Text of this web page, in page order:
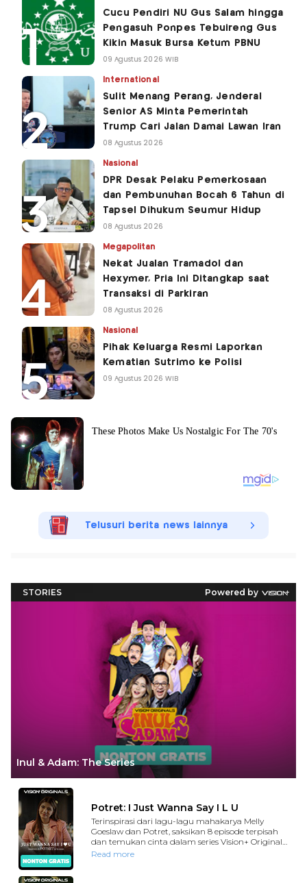
Cucu Pendiri NU Gus Salam hingga
Pengasuh Ponpes Tebuireng Gus
Kikin Masuk Bursa Ketum PBNU
09 Agustus 2026 WIB
International
Sulit Menang Perang, Jenderal
Senior AS Minta Pemerintah
Trump Cari Jalan Damai Lawan Iran
08 Agustus 2026
Nasional
DPR Desak Pelaku Pemerkosaan
dan Pembunuhan Bocah 6 Tahun di
Tapsel Dihukum Seumur Hidup
08 Agustus 2026
Megapolitan
Nekat Jualan Tramadol dan
Hexymer, Pria Ini Ditangkap saat
Transaksi di Parkiran
08 Agustus 2026
Nasional
Pihak Keluarga Resmi Laporkan
Kematian Sutrimo ke Polisi
09 Agustus 2026 WIB
Telusuri berita news lainnya